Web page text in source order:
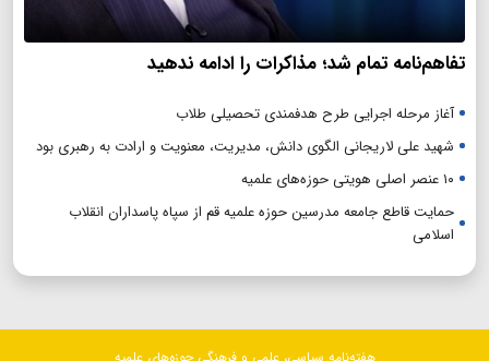
تفاهم‌نامه تمام شد؛ مذاکرات را ادامه ندهید
آغاز مرحله اجرایی طرح هدفمندی تحصیلی طلاب
شهید علی لاریجانی الگوی دانش، مدیریت، معنویت و ارادت به رهبری بود
۱۰ عنصر اصلی هویتی حوزه‌های علمیه
حمایت قاطع جامعه مدرسین حوزه علمیه قم از سپاه پاسداران انقلاب
اسلامی
هفته‌نامه سیاسی، علمی و فرهنگی حوزه‌های علمیه